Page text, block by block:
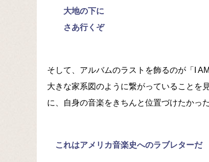
大地の下に
さあ行くぞ
そして、アルバムのラストを飾るのが「I
大きな家系図のように繋がっていることを
に、自身の音楽をきちんと位置づけたかっ
これはアメリカ音楽史へのラブレターだ